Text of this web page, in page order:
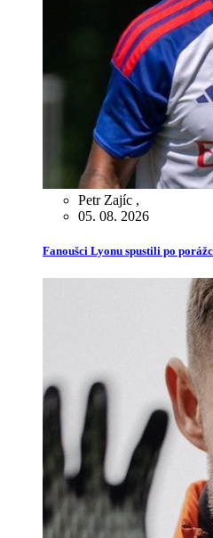
Petr Zajíc ,
05. 08. 2026
Fanoušci Lyonu spustili po